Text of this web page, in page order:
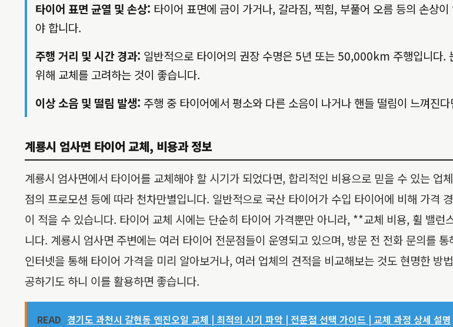
타이어 표면 균열 및 손상: 타이어 표면에 금이 가거나, 갈라짐, 찍힘, 부풀어 오름 등의 손상
야 합니다.
주행 거리 및 시간 경과: 일반적으로 타이어의 권장 수명은 5년 또는 50,000km 주행입니다.
위해 교체를 고려하는 것이 좋습니다.
이상 소음 및 떨림 발생: 주행 중 타이어에서 평소와 다른 소음이 나거나 핸들 떨림이 느껴진
계룡시 엄사면 타이어 교체, 비용과 정보
계룡시 엄사면에서 타이어를 교체해야 할 시기가 되었다면, 합리적인 비용으로 믿을 수 있는
점의 프로모션 등에 따라 천차만별입니다. 일반적으로 국산 타이어가 수입 타이어에 비해 가격
이 적을 수 있습니다. 타이어 교체 시에는 단순히 타이어 가격뿐만 아니라, **교체 비용, 휠 밸
니다. 계룡시 엄사면 주변에는 여러 타이어 전문점들이 운영되고 있으며, 방문 전 전화 문의를
인터넷을 통해 타이어 가격을 미리 알아보거나, 여러 업체의 견적을 비교해보는 것도 현명한
공하기도 하니 이를 활용하면 좋습니다.
READ 경기도 과천시 갈현동 엔진오일 교체 | 최적의 시기 파악 | 전문점 선택 가이드 | 교체 과정 상세 설명